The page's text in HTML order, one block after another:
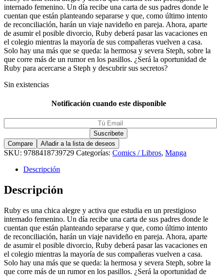
internado femenino. Un día recibe una carta de sus padres donde le
cuentan que están planteando separarse y que, como último intento
de reconciliación, harán un viaje navideño en pareja. Ahora, aparte
de asumir el posible divorcio, Ruby deberá pasar las vacaciones en
el colegio mientras la mayoría de sus compañeras vuelven a casa.
Solo hay una más que se queda: la hermosa y severa Steph, sobre la
que corre más de un rumor en los pasillos. ¿Será la oportunidad de
Ruby para acercarse a Steph y descubrir sus secretos?
Sin existencias
Notificación cuando este disponible
Compare Añadir a la lista de deseos
SKU: 9788418739729 Categorías: Comics / Libros, Manga
Descripción
Descripción
Ruby es una chica alegre y activa que estudia en un prestigioso
internado femenino. Un día recibe una carta de sus padres donde le
cuentan que están planteando separarse y que, como último intento
de reconciliación, harán un viaje navideño en pareja. Ahora, aparte
de asumir el posible divorcio, Ruby deberá pasar las vacaciones en
el colegio mientras la mayoría de sus compañeras vuelven a casa.
Solo hay una más que se queda: la hermosa y severa Steph, sobre la
que corre más de un rumor en los pasillos. ¿Será la oportunidad de